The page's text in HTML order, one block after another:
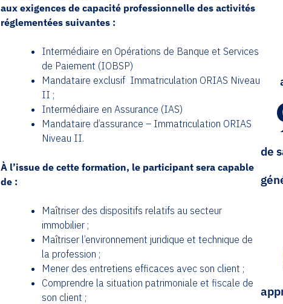
de
aux exigences de capacité professionnelle des activités
réglementées suivantes :
Intermédiaire en Opérations de Banque et Services
de Paiement (IOBSP)
Mandataire exclusif Immatriculation ORIAS Niveau
II ;
Intermédiaire en Assurance (IAS)
Mandataire d’assurance – Immatriculation ORIAS
Niveau II.
À l’issue de cette formation, le participant sera capable
de :
Maîtriser des dispositifs relatifs au secteur
immobilier ;
Maîtriser l’environnement juridique et technique de
la profession ;
Mener des entretiens efficaces avec son client ;
Comprendre la situation patrimoniale et fiscale de
son client ;